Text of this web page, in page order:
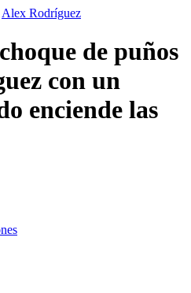
Alex Rodríguez
de puños
con un
enciende las